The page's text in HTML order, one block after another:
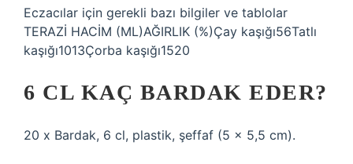
Eczacılar için gerekli bazı bilgiler ve tablolar
TERAZİ HACİM (ML)AĞIRLIK (%)Çay kaşığı56Tatlı
kaşığı1013Çorba kaşığı1520
6 CL KAÇ BARDAK EDER?
20 x Bardak, 6 cl, plastik, şeffaf (5 x 5,5 cm).